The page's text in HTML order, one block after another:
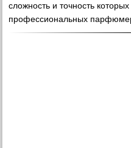
сложность и точность
профессиональных